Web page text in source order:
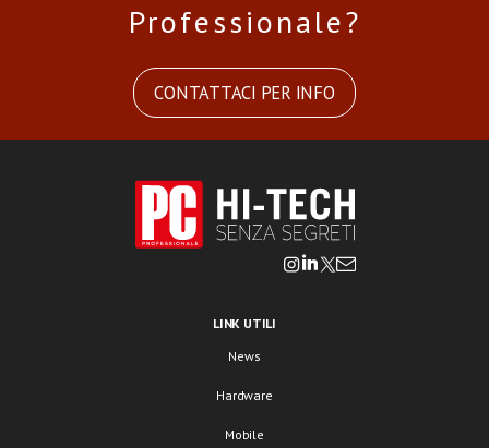
Professionale?
CONTATTACI PER INFO
LINK UTILI
News
Hardware
Mobile